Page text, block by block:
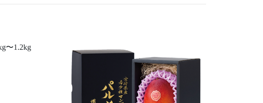
〜1.2kg